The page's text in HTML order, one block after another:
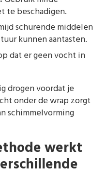
te beschadigen.
schurende middelen
kunnen aantasten.
dat er geen vocht in
drogen voordat je
onder de wrap zorgt
schimmelvorming
werkt